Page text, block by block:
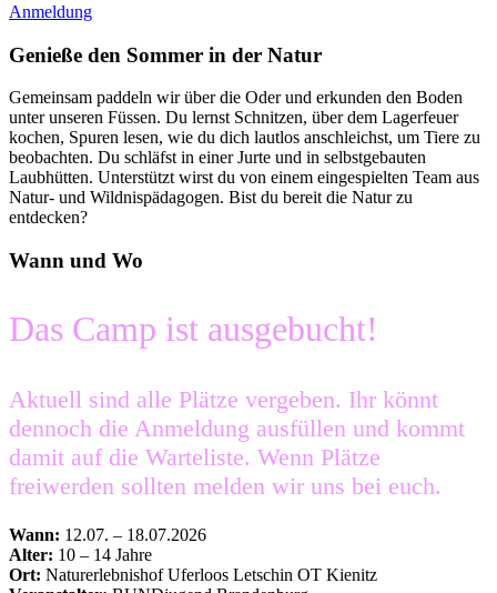
Anmeldung
Genieße den Sommer in der Natur
Gemeinsam paddeln wir über die Oder und erkunden den Boden
unter unseren Füssen. Du lernst Schnitzen, über dem Lagerfeuer
kochen, Spuren lesen, wie du dich lautlos anschleichst, um Tiere zu
beobachten. Du schläfst in einer Jurte und in selbstgebauten
Laubhütten. Unterstützt wirst du von einem eingespielten Team aus
Natur- und Wildnispädagogen. Bist du bereit die Natur zu
entdecken?
Wann und Wo
Das Camp ist ausgebucht!
Aktuell sind alle Plätze vergeben. Ihr könnt
dennoch die Anmeldung ausfüllen und kommt
damit auf die Warteliste. Wenn Plätze
freiwerden sollten melden wir uns bei euch.
Wann: 12.07. – 18.07.2026
Alter: 10 – 14 Jahre
Ort: Naturerlebnishof Uferloos Letschin OT Kienitz